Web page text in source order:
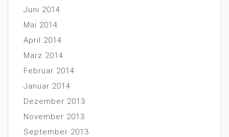
Juni 2014
Mai 2014
April 2014
März 2014
Februar 2014
Januar 2014
Dezember 2013
November 2013
September 2013